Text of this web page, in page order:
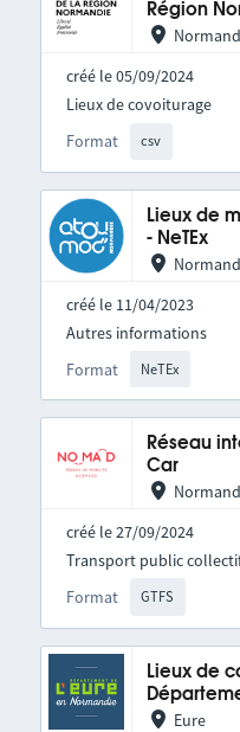
Région
créé le 05/09/2024
Format csv
Lieux de covoiturage
Lieux de
- NeTEx
créé le 11/04/2023
Format NeTEx
Autres informations
Réseau
Car
créé le 27/09/2024
Format GTFS
Transport public
Lieux de
Eure